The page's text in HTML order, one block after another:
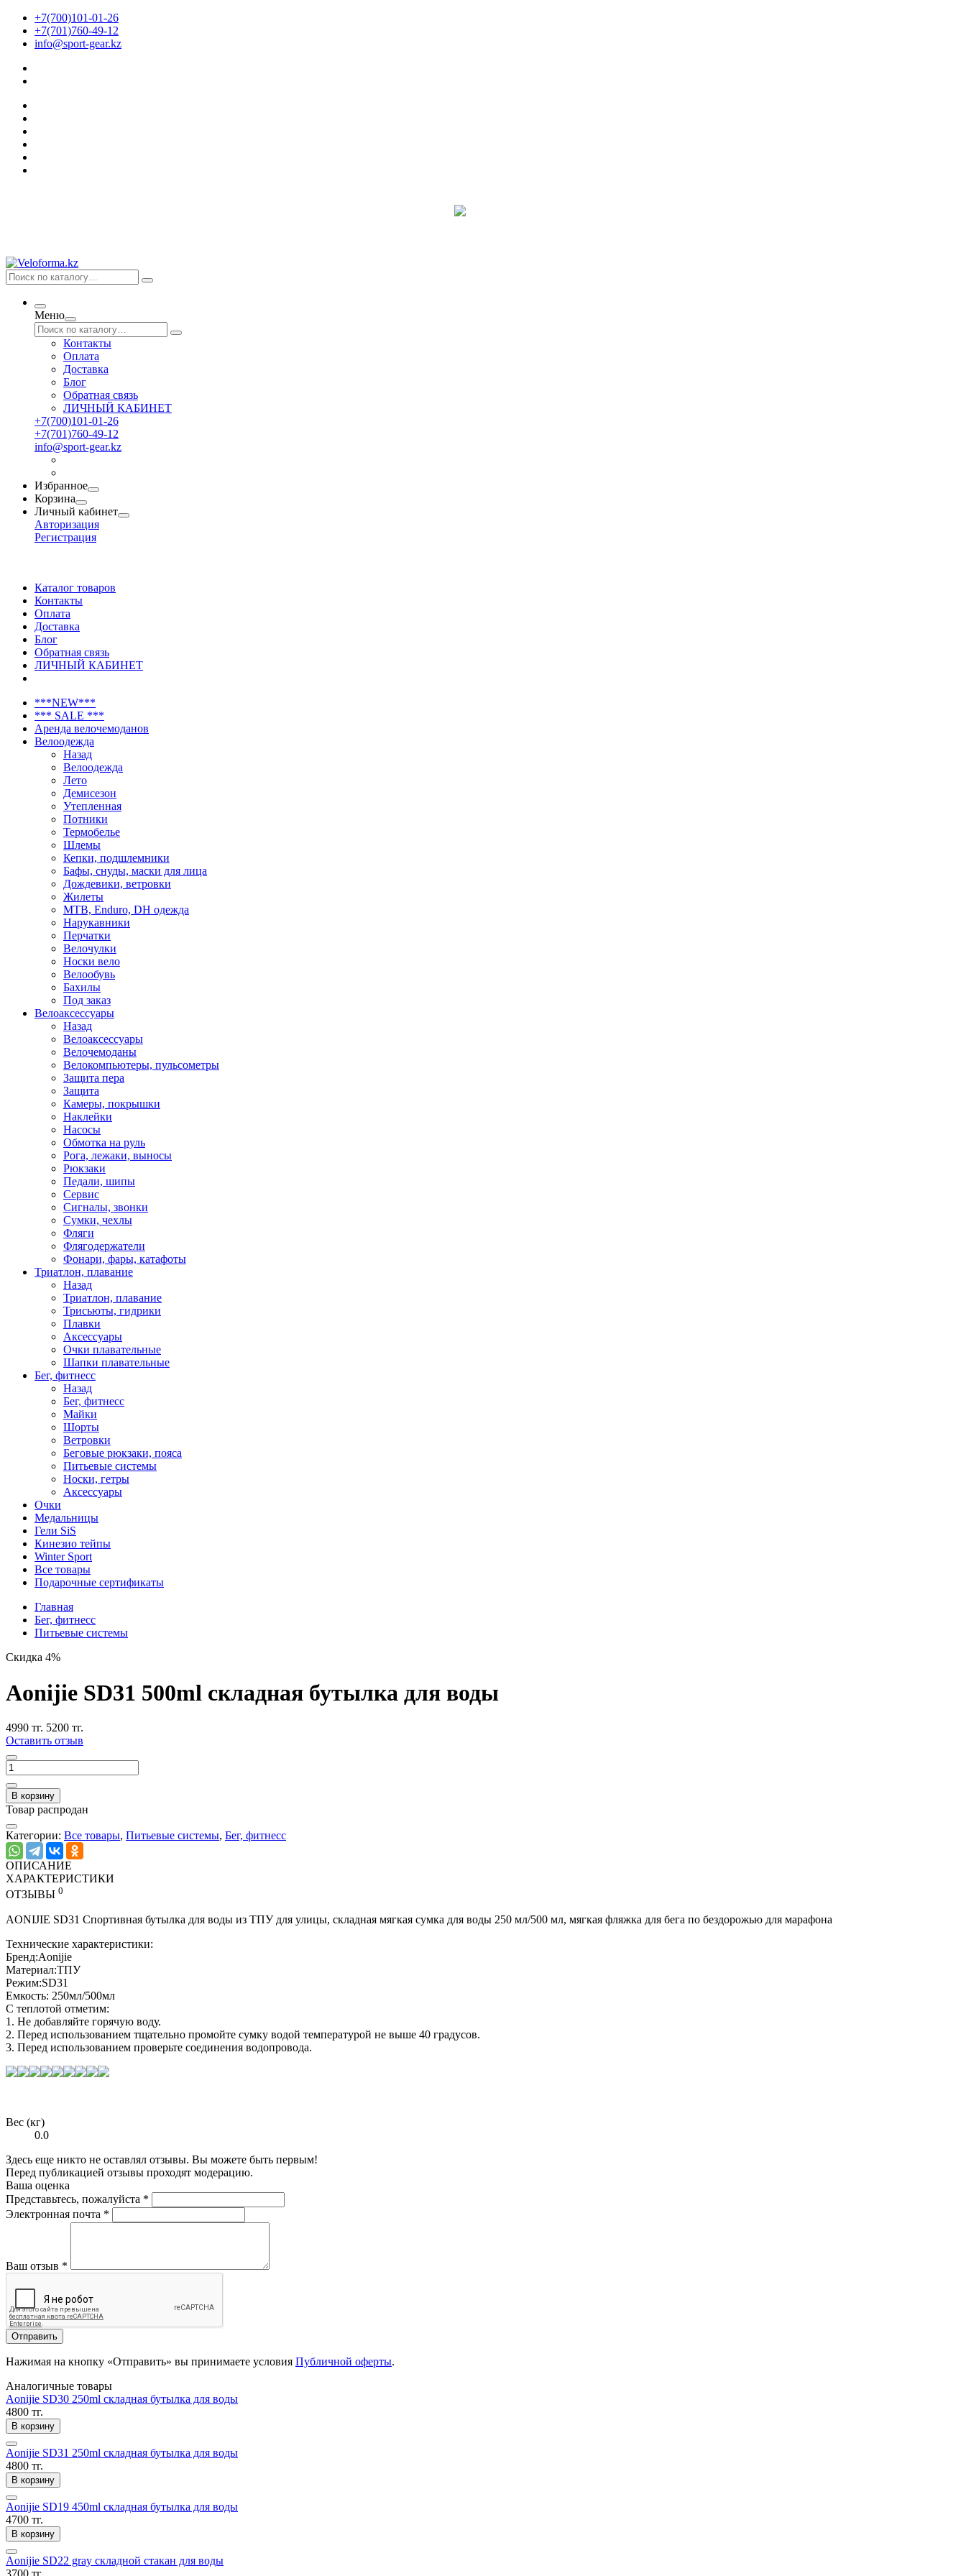
+7(700)101-01-26
+7(701)760-49-12
info@sport-gear.kz
Меню
Контакты
Оплата
Доставка
Блог
Обратная связь
ЛИЧНЫЙ КАБИНЕТ
+7(700)101-01-26
+7(701)760-49-12
info@sport-gear.kz
Избранное
Корзина
Личный кабинет
Авторизация
Регистрация
Каталог товаров
Контакты
Оплата
Доставка
Блог
Обратная связь
ЛИЧНЫЙ КАБИНЕТ
***NEW***
*** SALE ***
Аренда велочемоданов
Велоодежда
Назад
Велоодежда
Лето
Демисезон
Утепленная
Потники
Термобелье
Шлемы
Кепки, подшлемники
Бафы, снуды, маски для лица
Дождевики, ветровки
Жилеты
MTB, Enduro, DH одежда
Нарукавники
Перчатки
Велочулки
Носки вело
Велообувь
Бахилы
Под заказ
Велоаксессуары
Назад
Велоаксессуары
Велочемоданы
Велокомпьютеры, пульсометры
Защита пера
Защита
Камеры, покрышки
Наклейки
Насосы
Обмотка на руль
Рога, лежаки, выносы
Рюкзаки
Педали, шипы
Сервис
Сигналы, звонки
Сумки, чехлы
Фляги
Флягодержатели
Фонари, фары, катафоты
Триатлон, плавание
Назад
Триатлон, плавание
Трисьюты, гидрики
Плавки
Аксессуары
Очки плавательные
Шапки плавательные
Бег, фитнесс
Назад
Бег, фитнесс
Майки
Шорты
Ветровки
Беговые рюкзаки, пояса
Питьевые системы
Носки, гетры
Аксессуары
Очки
Медальницы
Гели SiS
Кинезио тейпы
Winter Sport
Все товары
Подарочные сертификаты
Главная
Бег, фитнесс
Питьевые системы
Скидка 4%
Aonijie SD31 500ml складная бутылка для воды
4990 тг. 5200 тг.
Оставить отзыв
В корзину
Товар распродан
Категории: Все товары, Питьевые системы, Бег, фитнесс
ОПИСАНИЕ
ХАРАКТЕРИСТИКИ
ОТЗЫВЫ 0
AONIJIE SD31 Спортивная бутылка для воды из ТПУ для улицы, складная мягкая сумка для воды 250 мл/500 мл, мягкая фляжка для бега по бездорожью для марафона
Технические характеристики:
Бренд:Aonijie
Материал:ТПУ
Режим:SD31
Емкость: 250мл/500мл
С теплотой отметим:
1. Не добавляйте горячую воду.
2. Перед использованием тщательно промойте сумку водой температурой не выше 40 градусов.
3. Перед использованием проверьте соединения водопровода.
Вес (кг)
0.0
Здесь еще никто не оставлял отзывы. Вы можете быть первым!
Перед публикацией отзывы проходят модерацию.
Ваша оценка
Представьтесь, пожалуйста *
Электронная почта *
Ваш отзыв *
Отправить
Нажимая на кнопку «Отправить» вы принимаете условия Публичной оферты.
Аналогичные товары
Aonijie SD30 250ml складная бутылка для воды
4800 тг.
В корзину
Aonijie SD31 250ml складная бутылка для воды
4800 тг.
В корзину
Aonijie SD19 450ml складная бутылка для воды
4700 тг.
В корзину
Aonijie SD22 gray складной стакан для воды
3700 тг.